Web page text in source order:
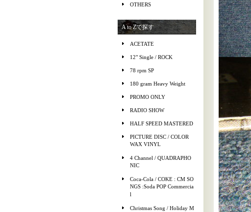
OTHERS
A to Zで探す
ACETATE
12" Single / ROCK
78 rpm SP
180 gram Heavy Weight
PROMO ONLY
RADIO SHOW
HALF SPEED MASTERED
PICTURE DISC / COLOR
WAX VINYL
4 Channel / QUADRAPHO
NIC
Coca-Cola / COKE : CM SO
NGS :Soda POP Commercia
l
Christmas Song / Holiday M